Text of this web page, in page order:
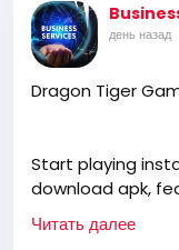
день назад
Dragon Tiger
Start playing
download apk,
fast
gaming
Читать далее